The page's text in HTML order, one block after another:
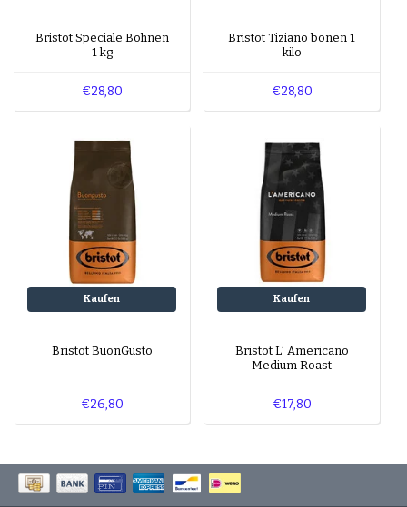
Bristot Speciale Bohnen
1 kg
€28,80
Bristot Tiziano bonen 1
kilo
€28,80
Kaufen
Bristot BuonGusto
€26,80
Kaufen
Bristot L’ Americano
Medium Roast
€17,80